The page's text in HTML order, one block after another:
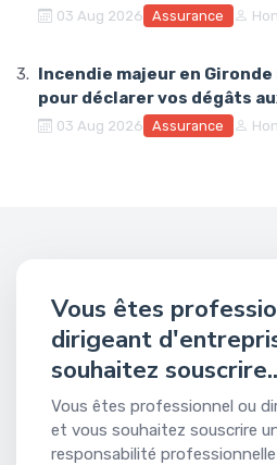
03 Aug 2026 Assurance
Incendie majeur en
pour déclarer vos dégâts
03 Aug 2026 Assurance
Vous êtes
dirigeant
souhaitez
Vous êtes professionnel ou
et vous souhaitez souscrire
responsabilité